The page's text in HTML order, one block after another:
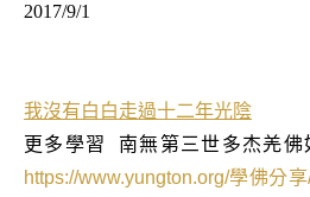
2017/9/1
我沒有白白走過十二年光陰
更多學習
南無第三世多杰羌佛
https://www.yungton.org/學佛分享